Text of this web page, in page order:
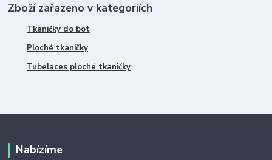
Zboží zařazeno v kategoriích
Tkaničky do bot
Ploché tkaničky
Tubelaces ploché tkaničky
Nabízíme